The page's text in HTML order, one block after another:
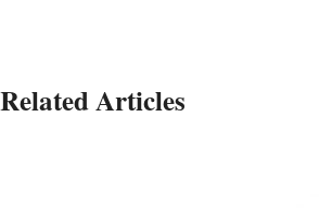
Related Articles